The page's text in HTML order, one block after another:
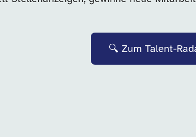
🔍 Zum Talent-